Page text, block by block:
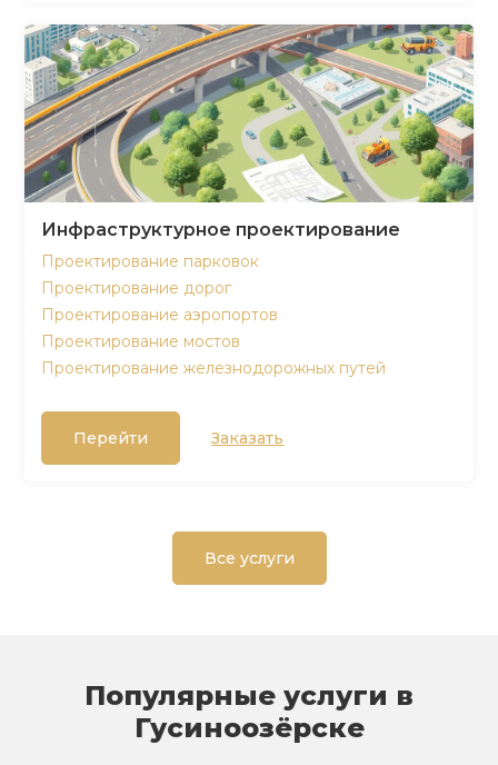
Инфраструктурное проектирование
Проектирование парковок
Проектирование дорог
Проектирование аэропортов
Проектирование мостов
Проектирование железнодорожных путей
Перейти Заказать
Все услуги
Популярные услуги в
Гусиноозёрске